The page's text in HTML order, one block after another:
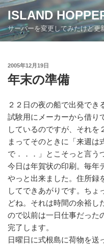
コ
ン
テ
ン
ISLAND
サーバーを変更してみたけど更
投
稿
日:
2005年12月19日
年末の準備
２２日の夜の船で出発でき
試験用にメーカーから借り
しているのですが、それを
まってそのときに「来週は
で．．．」とこそっと言う
今日は年賀状の印刷。毎年
やっと出来ました。住所録
してできあがりです。ちょ
どね。それは時間の余裕し
ので以前は一日仕事だった
完了します。
日曜日に式根島に荷物を送